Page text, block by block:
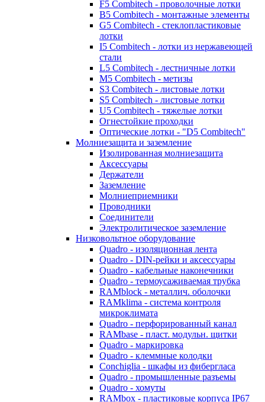
F5 Combitech - проволочные лотки
B5 Combitech - монтажные элементы
G5 Combitech - стеклопластиковые
лотки
I5 Combitech - лотки из нержавеющей
стали
L5 Combitech - лестничные лотки
M5 Combitech - метизы
S3 Combitech - листовые лотки
S5 Combitech - листовые лотки
U5 Combitech - тяжелые лотки
Огнестойкие проходки
Оптические лотки - "D5 Combitech"
Молниезащита и заземление
Изолированная молниезащита
Аксессуары
Держатели
Заземление
Молниеприемники
Проводники
Соединители
Электролитическое заземление
Низковольтное оборудование
Quadro - изоляционная лента
Quadro - DIN-рейки и аксессуары
Quadro - кабельные наконечники
Quadro - термоусаживаемая трубка
RAMblock - металлич. оболочки
RAMklima - система контроля
микроклимата
Quadro - перфорированный канал
RAMbase - пласт. модульн. щитки
Quadro - маркировка
Quadro - клеммные колодки
Conchiglia - шкафы из фибергласа
Quadro - промышленные разъемы
Quadro - хомуты
RAMbox - пластиковые корпуса IP67